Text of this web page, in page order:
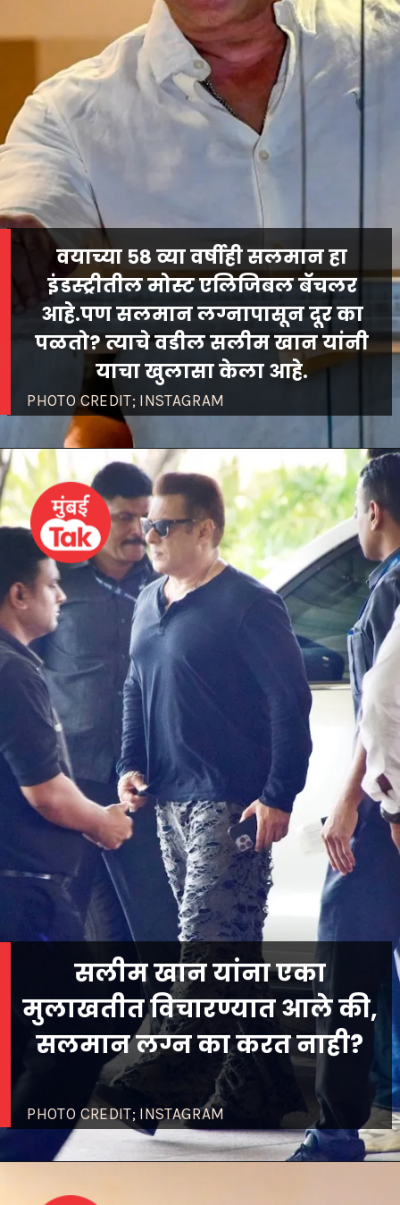
PHOTO CREDIT; INSTAGRAM
वयाच्या ५८ व्या वर्षीही सलमान हा
इंडस्ट्रीतील मोस्ट एलिजिबल बॅचलर
आहे.पण सलमान लग्नापासून दूर का
पळतो? त्याचे वडील सलीम खान यांनी
याचा खुलासा केला आहे.
PHOTO CREDIT; INSTAGRAM
सलीम खान यांना एका
मुलाखतीत विचारण्यात आले की,
सलमान लग्न का करत नाही?